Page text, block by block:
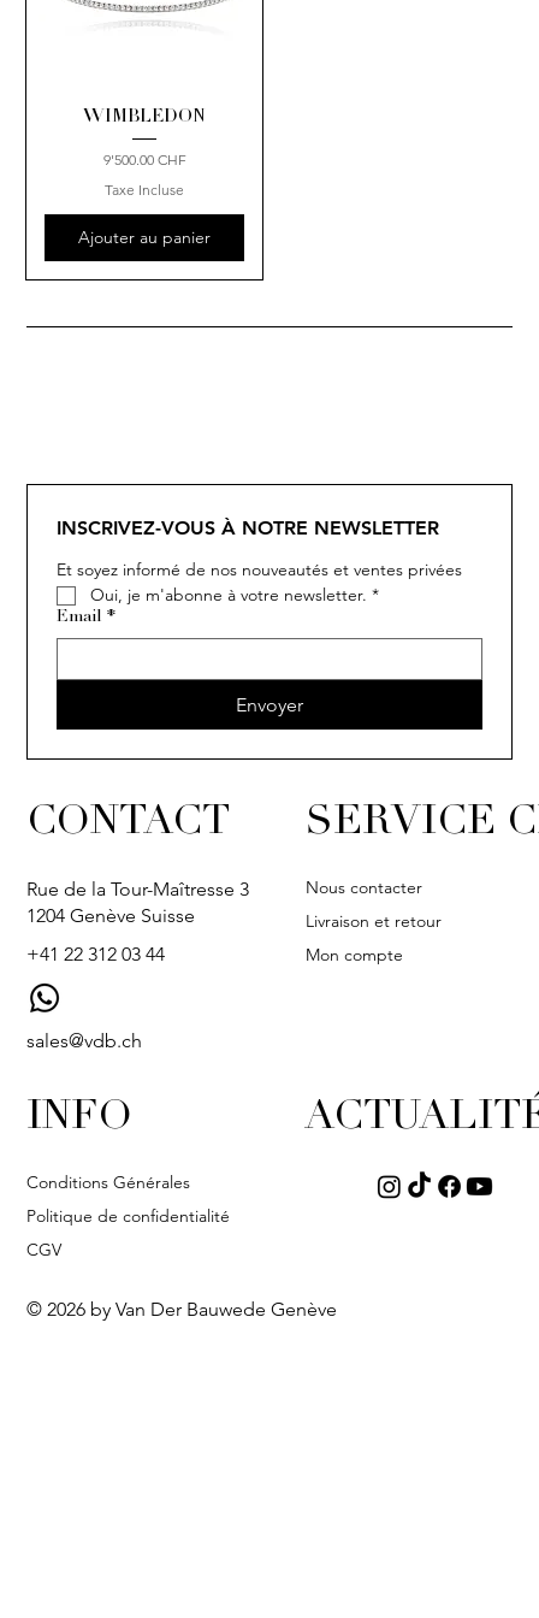
WIMBLEDON
Prix
9'500.00 CHF
Taxe Incluse
Ajouter au panier
INSCRIVEZ-VOUS À NOTRE NEWSLETTER
Et soyez informé de nos nouveautés et ventes privées
Oui, je m'abonne à votre newsletter. *
Email *
Envoyer
CONTACT
Rue de la Tour-Maîtresse 3
1204 Genève Suisse
+41 22 312 03 44
sales@vdb.ch
SERVICE
Nous contacter
Livraison et retour
Mon compte
INFO
Conditions Générales
Politique de confidentialité
CGV
© 2026 by Van Der Bauwede Genève